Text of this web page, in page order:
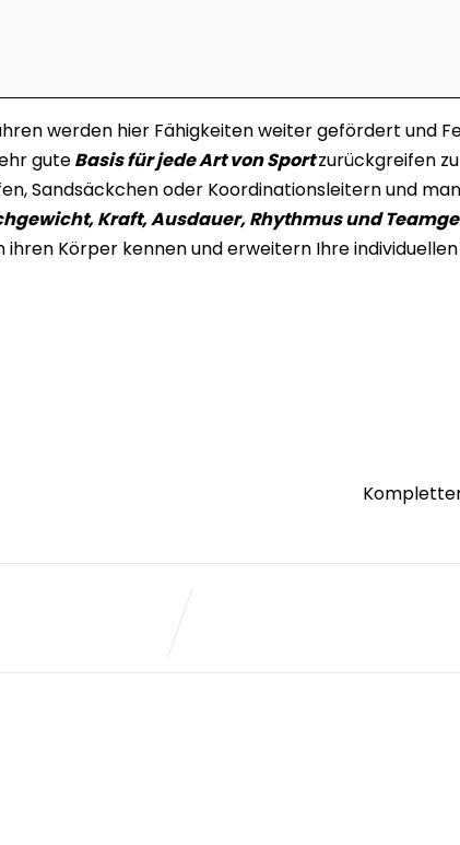
werden hier Fähigkeiten weiter gefördert und
guteBasis für jede Art von Sportzurückgreifen
Sandsäckchen oder Koordinationsleitern und
Kraft, Ausdauer, Rhythmus und
ihren Körper kennen und erweitern Ihre